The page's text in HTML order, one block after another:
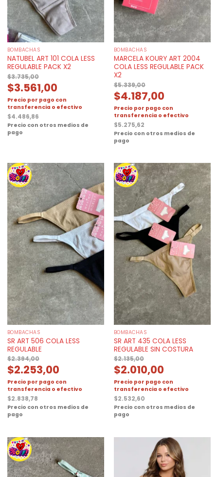
BOMBACHAS
NATUBEL ART 101 COLA LESS
REGULABLE PACK X2
$3.735,00
$3.561,00
Precio por pago con
transferencia o efectivo
$4.486,86
Precio con otros medios de
pago
BOMBACHAS
MARCELA KOURY ART 2004
COLA LESS REGULABLE PACK
X2
$5.339,00
$4.187,00
Precio por pago con
transferencia o efectivo
$5.275,62
Precio con otros medios de
pago
BOMBACHAS
SR ART 506 COLA LESS
REGULABLE
$2.394,00
$2.253,00
Precio por pago con
transferencia o efectivo
$2.838,78
Precio con otros medios de
pago
BOMBACHAS
SR ART 435 COLA LESS
REGULABLE SIN COSTURA
$2.135,00
$2.010,00
Precio por pago con
transferencia o efectivo
$2.532,60
Precio con otros medios de
pago